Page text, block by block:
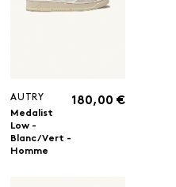
AUTRY
Medalist
Low -
Blanc/Vert -
Homme
180,00 €